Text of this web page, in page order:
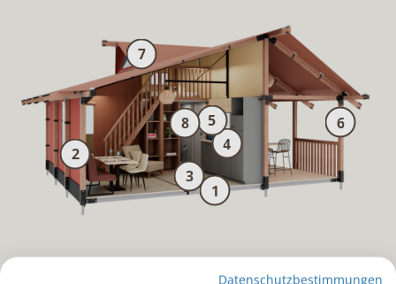
1
2
3
4
5 6
7
8
Datenschutzbestimmungen